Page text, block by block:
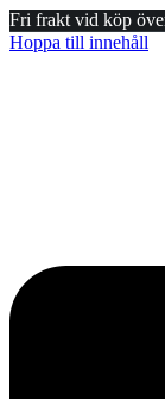
Fri frakt vid köp
Hoppa till innehåll